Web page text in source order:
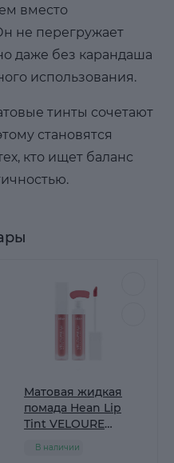
вместо
не перегружает
даже без карандаша
использования.
тинты сочетают
становятся
кто ищет баланс
Матовая жидкая
помада Hean Lip
Tint VELOURE
В наличии